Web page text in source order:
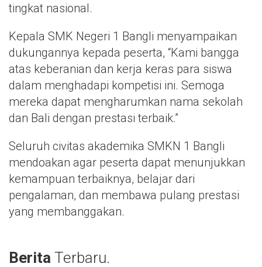
tingkat nasional.
Kepala SMK Negeri 1 Bangli menyampaikan
dukungannya kepada peserta, “Kami bangga
atas keberanian dan kerja keras para siswa
dalam menghadapi kompetisi ini. Semoga
mereka dapat mengharumkan nama sekolah
dan Bali dengan prestasi terbaik.”
Seluruh civitas akademika SMKN 1 Bangli
mendoakan agar peserta dapat menunjukkan
kemampuan terbaiknya, belajar dari
pengalaman, dan membawa pulang prestasi
yang membanggakan.
Berita Terbaru.